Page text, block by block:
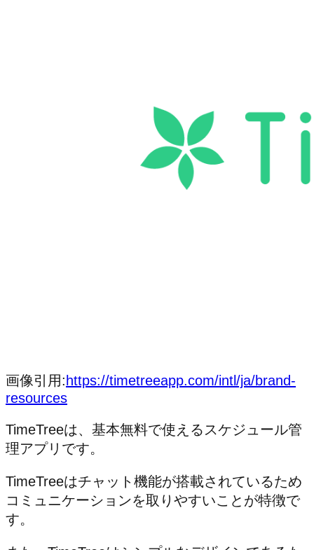
画像引用: https://timetreeapp.com/intl/ja/brand-
resources
TimeTreeは、基本無料で使えるスケジュール管
理アプリです。
TimeTreeはチャット機能が搭載されているため
コミュニケーションを取りやすいことが特徴で
す。